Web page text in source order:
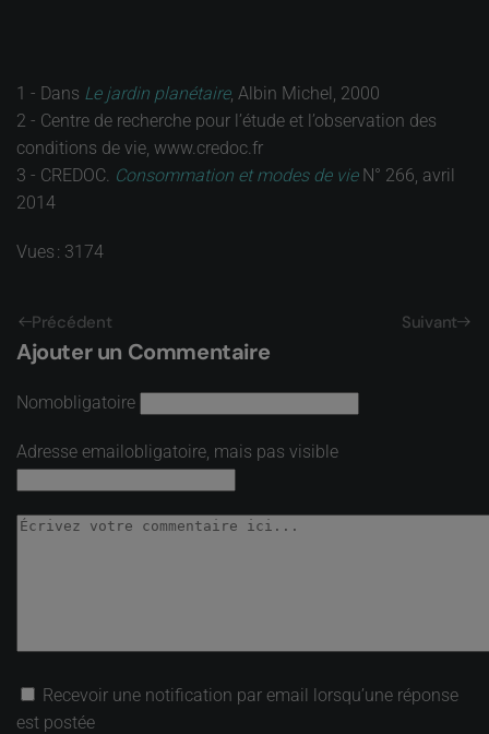
1 - Dans Le jardin planétaire, Albin Michel, 2000
2 - Centre de recherche pour l’étude et l’observation des
conditions de vie, www.credoc.fr
3 - CREDOC. Consommation et modes de vieN° 266, avril
2014
Vues : 3174
Précédent Suivant
Ajouter un Commentaire
Nomobligatoire
Adresse emailobligatoire, mais pas visible
Recevoir une notification par email lorsqu’une réponse
est postée